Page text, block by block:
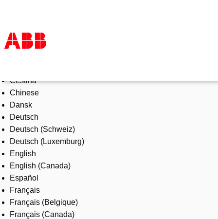
Products & Solutions
Industries
Services
About us
Where to buy
Contact us
Careers
Čeština
Chinese
Dansk
Deutsch
Deutsch (Schweiz)
Deutsch (Luxemburg)
English
English (Canada)
Español
Français
Français (Belgique)
Français (Canada)